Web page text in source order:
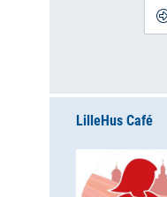
LilleHus Café